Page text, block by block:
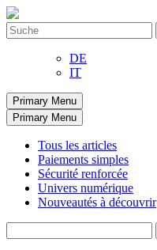
Skip
to
content
Search
for:
DE
IT
Primary Menu
Primary Menu
Tous les articles
Paiements simples
Sécurité renforcée
Univers numérique
Nouveautés à découvrir
for: